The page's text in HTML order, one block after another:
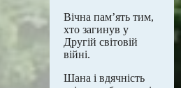
Вічна пам’ять тим,
хто загинув у
Другій світовій
війні.
Шана і вдячність